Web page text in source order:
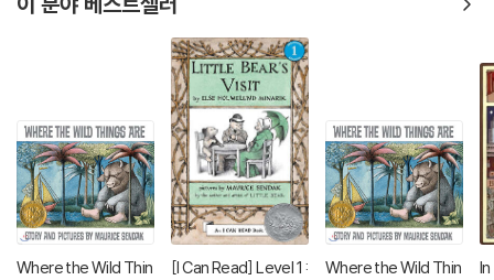
Where the Wild Thin
[I Can Read] Level 1 :
Where the Wild Thin